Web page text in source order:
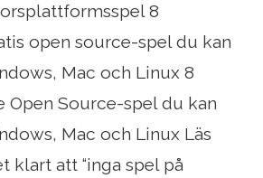
8
open source-spel du kan
Mac och Linux 8
Open Source-spel du kan
Mac och Linux Läs
klart att “inga spel på